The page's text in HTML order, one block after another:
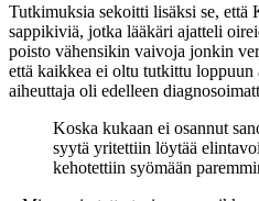
Tutkimuksia sekoitti lisäksi se, että
sappikiviä, jotka lääkäri ajatteli
poisto vähensikin vaivoja jonkin
että kaikkea ei oltu tutkittu
aiheuttaja oli edelleen
Koska kukaan ei osannut
syytä yritettiin löytää
kehotettiin syömään